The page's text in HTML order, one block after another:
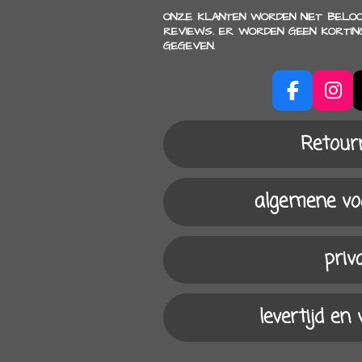
ONZE KLANTEN WORDEN NIET
REVIEWS. ER WORDEN GEEN
GEGEVEN.
F
a
b
o
k
I
n
s
t
a
r
a
m
algemene
levertijd en